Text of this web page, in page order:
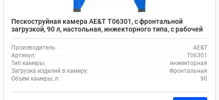
Пескоструйная камера AE&T T06301, с фронтальной
загрузкой, 90 л, настольная, инжекторного типа, с рабочей
зоной 560х460х280
Производитель:
AE&T
Артикул:
T06301
Тип камеры:
инжекторная
Загрузка изделий в камеру:
Фронтальная
Объём камеры, л:
90